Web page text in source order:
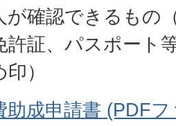
が確認できるもの
許証、パスポート
）
助成申請書 (PDF